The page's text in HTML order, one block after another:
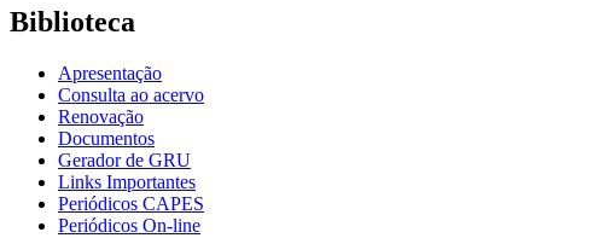
Biblioteca
Apresentação
Consulta ao acervo
Renovação
Documentos
Gerador de GRU
Links Importantes
Periódicos CAPES
Periódicos On-line